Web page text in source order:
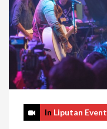
In Liputan Event